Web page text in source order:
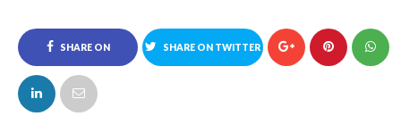
SHARE ON
FACEBOOK
SHARE ON TWITTER